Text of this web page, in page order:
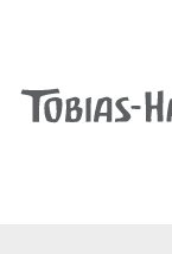
+49 (0)41